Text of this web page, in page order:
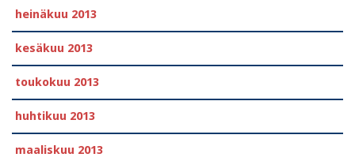
heinäkuu 2013
kesäkuu 2013
toukokuu 2013
huhtikuu 2013
maaliskuu 2013